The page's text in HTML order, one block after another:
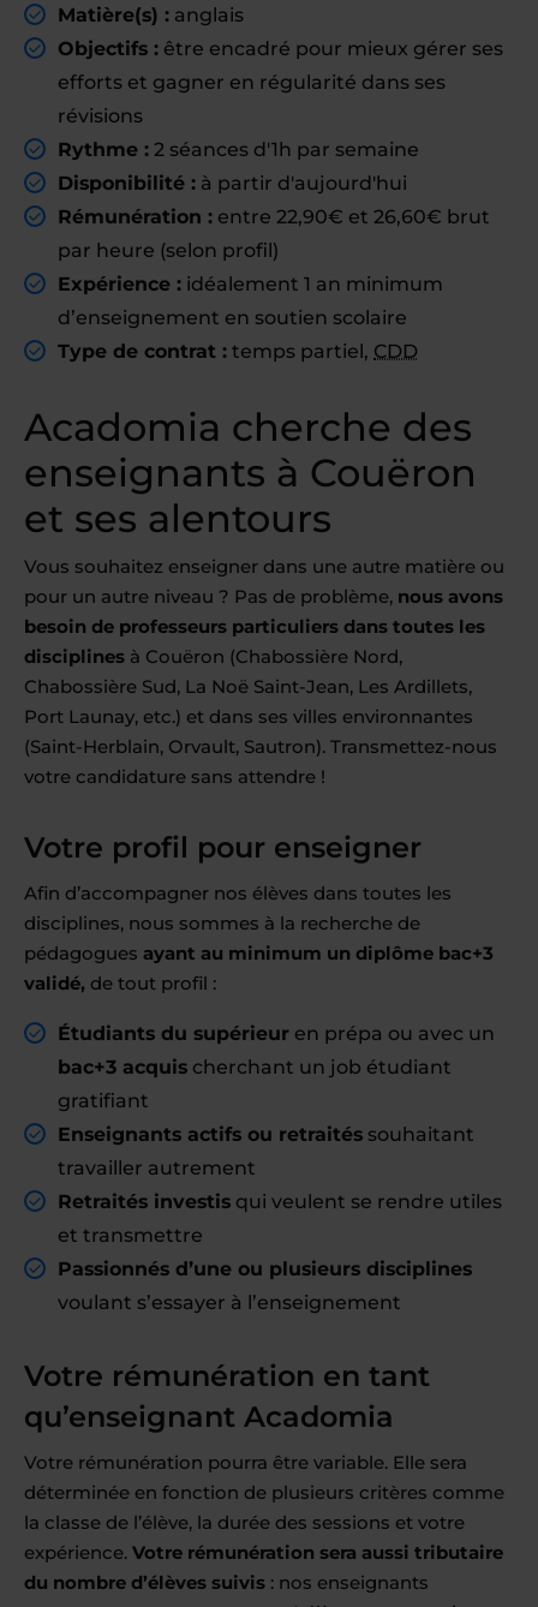
Matière(s) : anglais
Objectifs : être encadré pour mieux gérer ses
efforts et gagner en régularité dans ses
révisions
Rythme : 2 séances d'1h par semaine
Disponibilité : à partir d'aujourd'hui
Rémunération : entre 22,90€ et 26,60€ brut
par heure (selon profil)
Expérience : idéalement 1 an minimum
d’enseignement en soutien scolaire
Type de contrat : temps partiel, CDD
Acadomia cherche des
enseignants à Couëron
et ses alentours
Vous souhaitez enseigner dans une autre matière ou
pour un autre niveau ? Pas de problème, nous avons
besoin de professeurs particuliers dans toutes les
disciplines à Couëron (Chabossière Nord,
Chabossière Sud, La Noë Saint-Jean, Les Ardillets,
Port Launay, etc.) et dans ses villes environnantes
(Saint-Herblain, Orvault, Sautron). Transmettez-nous
votre candidature sans attendre !
Votre profil pour enseigner
Afin d’accompagner nos élèves dans toutes les
disciplines, nous sommes à la recherche de
pédagogues ayant au minimum un diplôme bac+3
validé, de tout profil :
Étudiants du supérieur en prépa ou avec un
bac+3 acquis cherchant un job étudiant
gratifiant
Enseignants actifs ou retraités souhaitant
travailler autrement
Retraités investis qui veulent se rendre utiles
et transmettre
Passionnés d’une ou plusieurs disciplines
voulant s’essayer à l’enseignement
Votre rémunération en tant
qu’enseignant Acadomia
Votre rémunération pourra être variable. Elle sera
déterminée en fonction de plusieurs critères comme
la classe de l’élève, la durée des sessions et votre
expérience. Votre rémunération sera aussi tributaire
du nombre d’élèves suivis : nos enseignants